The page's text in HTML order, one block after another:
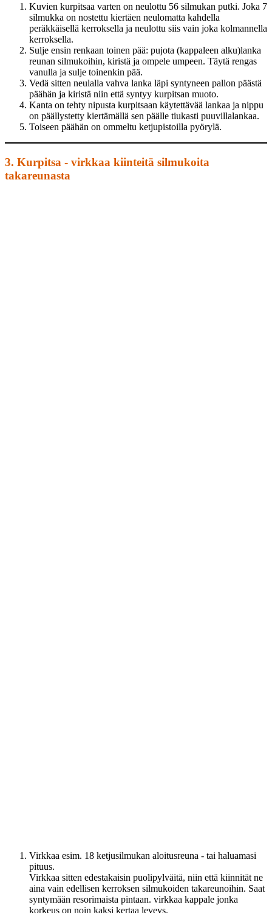
Kuvien kurpitsaa varten on neulottu 56 silmukan putki. Joka 7
silmukka on nostettu kiertäen neulomatta kahdella
peräkkäisellä kerroksella ja neulottu siis vain joka kolmannella
kerroksella.
Sulje ensin renkaan toinen pää: pujota (kappaleen alku)lanka
reunan silmukoihin, kiristä ja ompele umpeen. Täytä rengas
vanulla ja sulje toinenkin pää.
Vedä sitten neulalla vahva lanka läpi syntyneen pallon päästä
päähän ja kiristä niin että syntyy kurpitsan muoto.
Kanta on tehty nipusta kurpitsaan käytettävää lankaa ja nippu
on päällystetty kiertämällä sen päälle tiukasti puuvillalankaa.
Toiseen päähän on ommeltu ketjupistoilla pyörylä.
3. Kurpitsa - virkkaa kiinteitä silmukoita
takareunasta
Virkkaa esim. 18 ketjusilmukan aloitusreuna - tai haluamasi
pituus.
Virkkaa sitten edestakaisin puolipylväitä, niin että kiinnität ne
aina vain edellisen kerroksen silmukoiden takareunoihin. Saat
syntymään resorimaista pintaan. virkkaa kappale jonka
korkeus on noin kaksi kertaa leveys.